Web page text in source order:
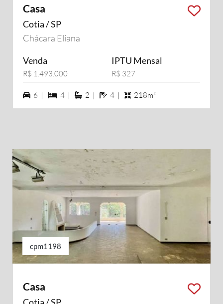
Casa
Cotia / SP
Chácara Eliana
Venda
R$ 1.493.000
IPTU Mensal
R$ 327
6 vagas na garagem
6 | 4 dormiórios
4 | 2 suítes
2 | 4 banheiros
4 | 218m²
cpm1198
Casa